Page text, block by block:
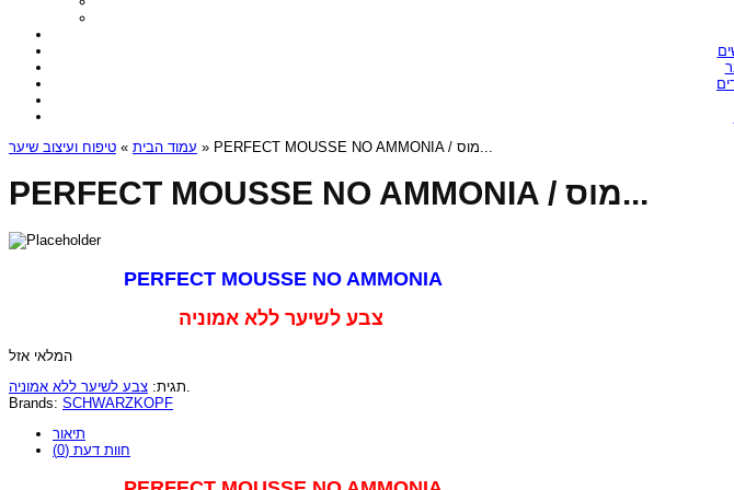
עמוד הבית » טיפוח ועיצוב שיער » PERFECT MOUSSE NO AMMONIA / מוס...
PERFECT MOUSSE NO AMMONIA / מוס...
PERFECT MOUSSE NO AMMONIA
המלאי אזל
תגית: צבע לשיער ללא אמוניה
.
Brands: SCHWARZKOPF
תיאור
חוות דעת (0)